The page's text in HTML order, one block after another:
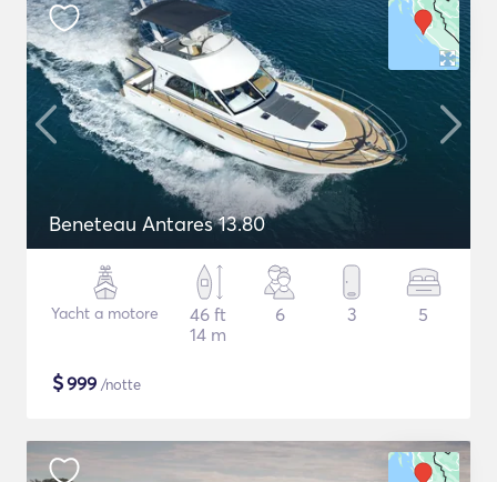
Beneteau Antares 13.80
Yacht a motore
46 ft
14 m
6 3 5
$999 /notte